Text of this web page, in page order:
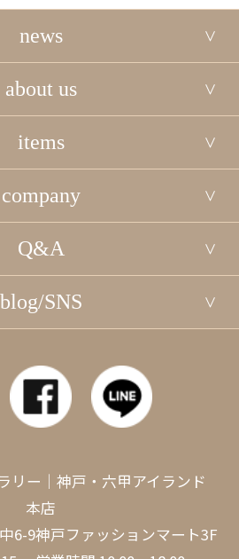
news
about us
items
company
Q&A
blog/SNS
リー｜神戸・六甲アイランド
本店
6-9神戸ファッションマート3F